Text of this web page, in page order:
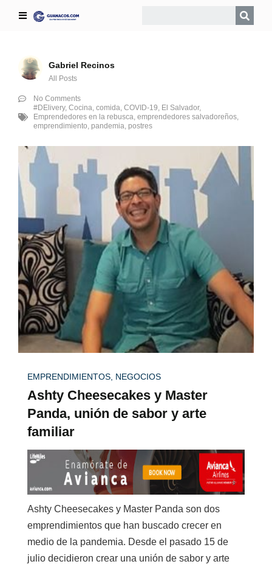
Gabriel Recinos
All Posts
No Comments
#DElivery, Cocina, comida, COVID-19, El Salvador,
Emprendedores en la rebusca, emprendedores salvadoreños,
emprendimiento, pandemia, postres
EMPRENDIMIENTOS NEGOCIOS
Ashty Cheesecakes y Master
Panda, unión de sabor y arte
familiar
Ashty Cheesecakes y Master Panda son dos
emprendimientos que han buscado crecer en
medio de la pandemia. Desde el pasado 15 de
julio decidieron crear una unión de sabor y arte